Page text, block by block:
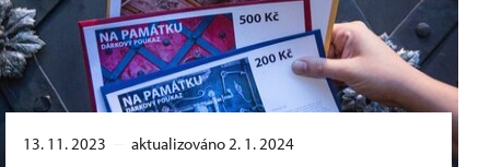
13. 11. 2023 aktualizováno 2. 1. 2024